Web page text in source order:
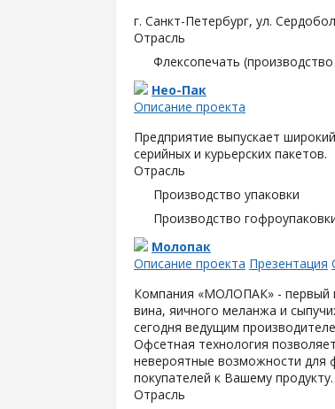
г. Санкт-Петербург, ул.
Отрасль
Флексопечать
Нео-Пак
Описание проекта
Предприятие выпускает
серийных и курьерских пакетов.
Отрасль
Производство упаковки
Производство
Молопак
Описание проекта Презентация
Компания «МОЛОПАК» - первый
вина, яичного меланжа и
сегодня ведущим
Офсетная технология
невероятные возможности для
покупателей к Вашему продукту.
Отрасль